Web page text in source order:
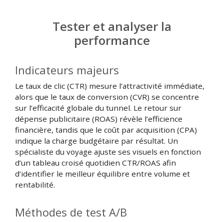
Tester et analyser la
performance
Indicateurs majeurs
Le taux de clic (CTR) mesure l’attractivité immédiate,
alors que le taux de conversion (CVR) se concentre
sur l’efficacité globale du tunnel. Le retour sur
dépense publicitaire (ROAS) révèle l’efficience
financière, tandis que le coût par acquisition (CPA)
indique la charge budgétaire par résultat. Un
spécialiste du voyage ajuste ses visuels en fonction
d’un tableau croisé quotidien CTR/ROAS afin
d’identifier le meilleur équilibre entre volume et
rentabilité.
Méthodes de test A/B